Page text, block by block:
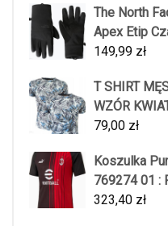
The North
Apex Etip
149,99 zł
T SHIRT
WZÓR
79,00 zł
Koszulka
769274 01 :
323,40 zł